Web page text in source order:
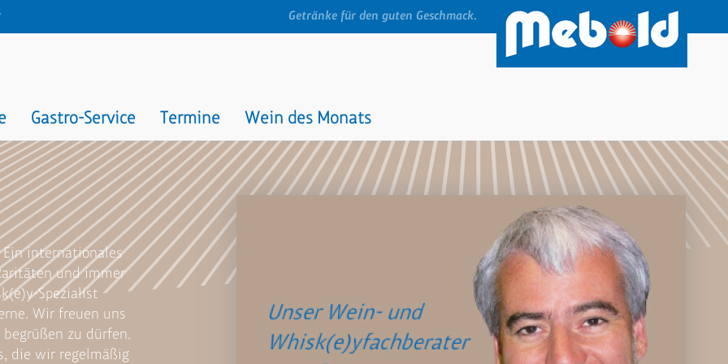
Getränke für den guten Geschmack.
Gastro-Service Termine Wein des Monats
internationales
und immer
Spezialist
Wir freuen uns
zu dürfen.
die wir regelmäßig